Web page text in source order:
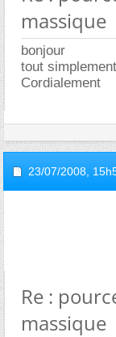
massique
bonjour
tout
Cordialement
23/07/2008,
Re :
massique